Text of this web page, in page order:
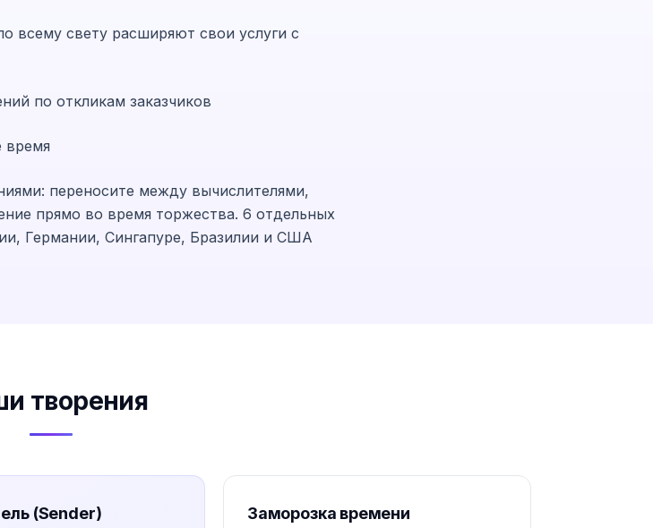
всему свету расширяют свои услуги с
по откликам заказчиков
время
переносите между вычислителями,
прямо во время торжества. 6 отдельных
Германии, Сингапуре, Бразилии и США
творения
(Sender)
Заморозка времени